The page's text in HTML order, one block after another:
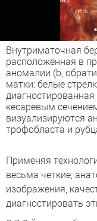
Внутриматочная
расположенная в
аномалии (b,
матки: белые
кесаревым
визуализируются
трофобласта и
Применяя
весьма четкие,
изображения,
диагностировать